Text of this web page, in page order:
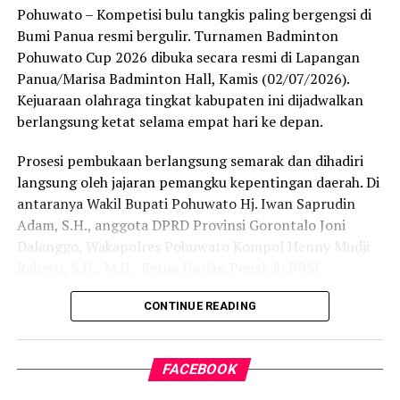
Bagi Kabupaten Pohuwato, perhelatan akbar ini menjadi
momentum krusial untuk melobi dan memperjuangkan
program strategis pusat agar mengalir ke daerah.
Berbekal bentang laut yang luas, garis pantai yang
panjang, serta kekayaan hayati yang melimpah,
Pohuwato dinilai memiliki daya tawar tinggi untuk
utama di kawasan Indonesia Timur.
Bupati Saipul A. Mbuinga menegaskan bahwa Rakornas
KKP bertindak sebagai wadah krusial dalam
menyamakan persepsi dan arah kebijakan pembangunan
“Melalui koordinasi intensif di Rakornas ini, kami
berharap jalinan sinergi vertikal antara pusat dan
nasional bisa mendarat dan memberikan impak nyata di
Pohuwato – Kompetisi bulu tangkis paling bergengsi di
Bumi Panua resmi bergulir. Turnamen Badminton
Pohuwato Cup 2026 dibuka secara resmi di Lapangan
Panua/Marisa Badminton Hall, Kamis (02/07/2026).
Kejuaraan olahraga tingkat kabupaten ini dijadwalkan
berlangsung ketat selama empat hari ke depan.
Prosesi pembukaan berlangsung semarak dan dihadiri
langsung oleh jajaran pemangku kepentingan daerah. Di
antaranya Wakil Bupati Pohuwato Hj. Iwan Saprudin
Adam, S.H., anggota DPRD Provinsi Gorontalo Joni
Dalanggo, Wakapolres Pohuwato Kompol Henny Mudji
Pohuwato Kadir Amran, Ketua Komado Vhia Mbuinga,
serta Achmad Apandi selaku Legal Manager Area PT
Kejuaraan berskala daerah ini berhasil terlaksana berkat
CONTINUE READING
FACEBOOK